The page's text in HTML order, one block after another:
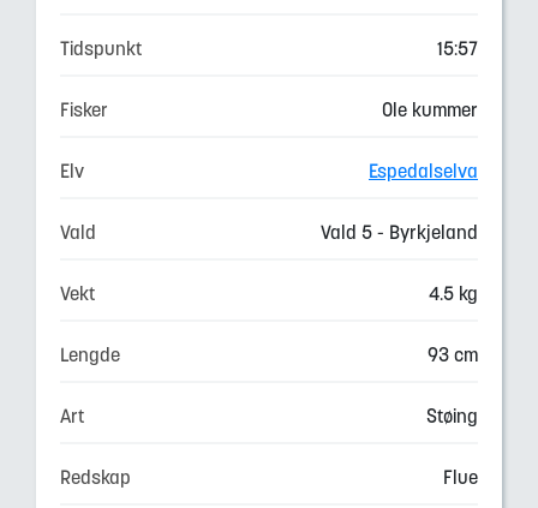
Tidspunkt 15:57
Fisker Ole kummer
Elv Espedalselva
Vald Vald 5 - Byrkjeland
Vekt 4.5 kg
Lengde 93 cm
Art Støing
Redskap Flue